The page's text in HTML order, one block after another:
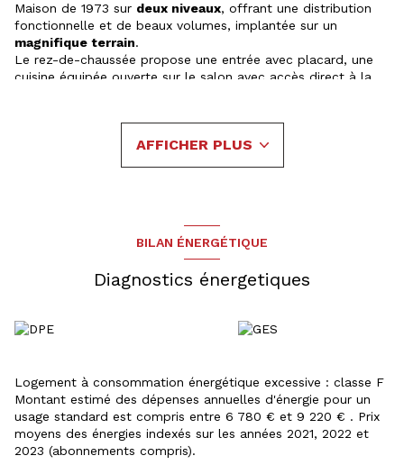
Maison de 1973 sur deux niveaux, offrant une distribution
fonctionnelle et de beaux volumes, implantée sur un
magnifique terrain.
Le rez-de-chaussée propose une entrée avec placard, une
cuisine équipée ouverte sur le salon avec accès direct à la
À l’étage, vous trouverez un salon lumineux avec balcon, une
cuisine avec coin repas, deux chambres dont une avec
Une maison aux beaux volumes, idéale pour une famille, le
tout sur un superbe terrain.
AFFICHER PLUS
BILAN ÉNERGÉTIQUE
Diagnostics énergetiques
Logement à consommation énergétique excessive : classe F
Montant estimé des dépenses annuelles d'énergie pour un
usage standard est compris entre 6 780 € et 9 220 € . Prix
moyens des énergies indexés sur les années 2021, 2022 et
2023 (abonnements compris).